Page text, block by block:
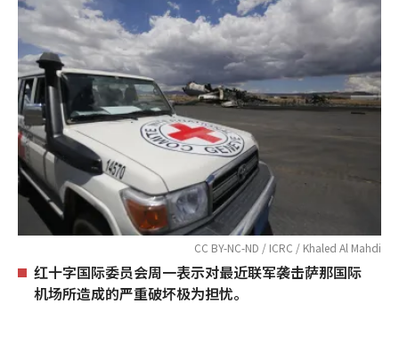
CC BY-NC-ND / ICRC / Khaled Al Mahdi
红十字国际委员会周一表示对最近联军袭击萨那国际
机场所造成的严重破坏极为担忧。